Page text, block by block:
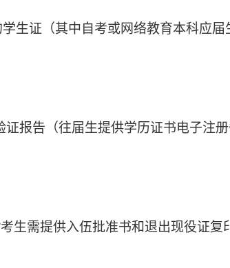
生证（其中自考或网络教育本科应届
证报告（往届生提供学历证书电子注
生需提供入伍批准书和退出现役证复